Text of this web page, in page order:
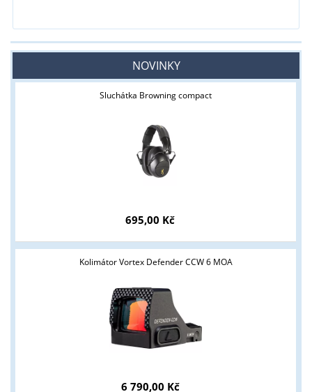
NOVINKY
Sluchátka Browning compact
695,00 Kč
Kolimátor Vortex Defender CCW 6 MOA
6 790,00 Kč